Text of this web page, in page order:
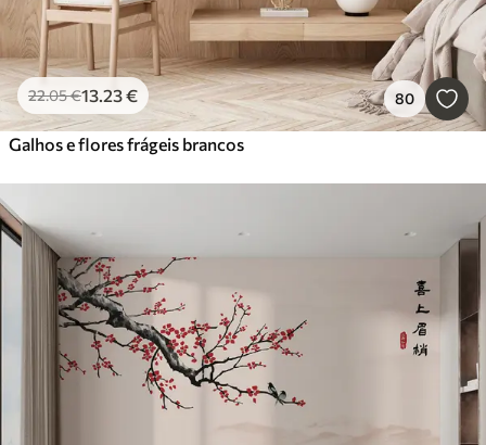
22.05€13.23€ 80
Galhos e flores frágeis brancos